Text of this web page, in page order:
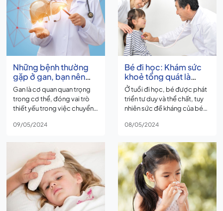
hoạt động, kéo theo nhiều
thay đổi sinh lý đột ngột.
Những bệnh thường
gặp ở gan, bạn nên
biết?
Gan là cơ quan quan trọng
trong cơ thể, đóng vai trò
thiết yếu trong việc chuyển
và lưu trữ năng lượng. Tuy
yếu tố như chế độ ăn uống
không lành mạnh, sử dụng
rượu bia quá mức, lây nhiễm
virus, vi khuẩn,...
09/05/2024
Bé đi học: Khám sức
khoẻ tổng quát là
cách bảo vệ sức khoẻ
an toàn cho trẻ
Ở tuổi đi học, bé được phát
triển tư duy và thể chất, tuy
nhiên sức đề kháng của bé
môi trường mới dễ bị bệnh
sức khoẻ cho trẻ giúp bố
mẹ theo dõi được tình trạng
sức khoẻ; đánh gia sự phát
triển toàn diện của bé.
08/05/2024